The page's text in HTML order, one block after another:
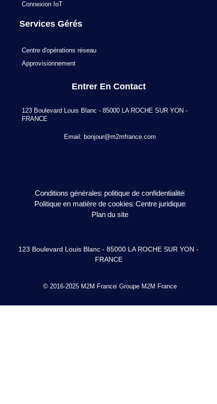
Connexion IoT
Services Gérés
Centre d'opérations réseau
Approvisionnement
Entrer En Contact
123 Boulevard Louis Blanc - 85000 LA ROCHE SUR YON -
FRANCE
Email: bonjour@m2mfrance.com
Conditions générales politique de confidentialité
Politique en matière de cookies Centre juridique
Plan du site
123 Boulevard Louis Blanc - 85000 LA ROCHE SUR YON -
FRANCE
© 2016-2025 M2M France Groupe M2M France